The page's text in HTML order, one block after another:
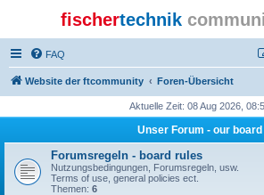
fischertechnik
FAQ
Website der ftcommunity Foren-Übersicht
Aktuelle Zeit: 08 Aug 2026,
Unser Forum - our board
Forumsregeln - board rules
Nutzungsbedingungen, Forumsregeln, usw.
Terms of use, general policies ect.
Themen: 6